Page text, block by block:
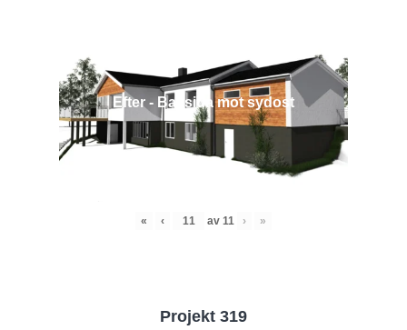
Efter - Baksida mot sydost
« ‹ av 11 › »
Projekt 319